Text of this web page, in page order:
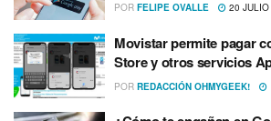
POR FELIPE OVALLE 20
Movistar permite pagar
Store y otros servicios
POR REDACCIÓN OHMYGEEK!